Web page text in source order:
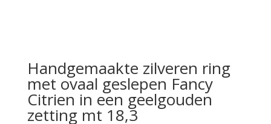
Handgemaakte zilveren ring
met ovaal geslepen Fancy
Citrien in een geelgouden
zetting mt 18,3